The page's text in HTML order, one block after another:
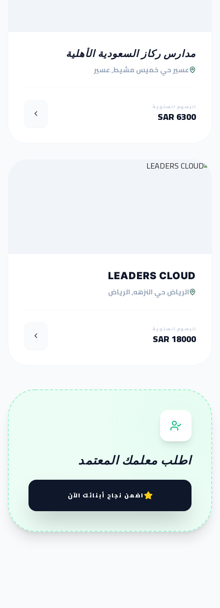
مدارس ركاز السعودية الأهلية
عسير حي خميس مشيط, عسير
الرسوم السنوية
6300 SAR
LEADERS CLOUD
الرياض حي النزهه, الرياض
الرسوم السنوية
18000 SAR
اطلب معلمك المعتمد
اضمن نجاح أبنائك الآن